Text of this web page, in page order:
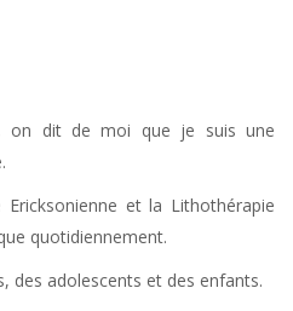
on dit de moi que je suis une
Ericksonienne et la Lithothérapie
quotidiennement.
des adolescents et des enfants.